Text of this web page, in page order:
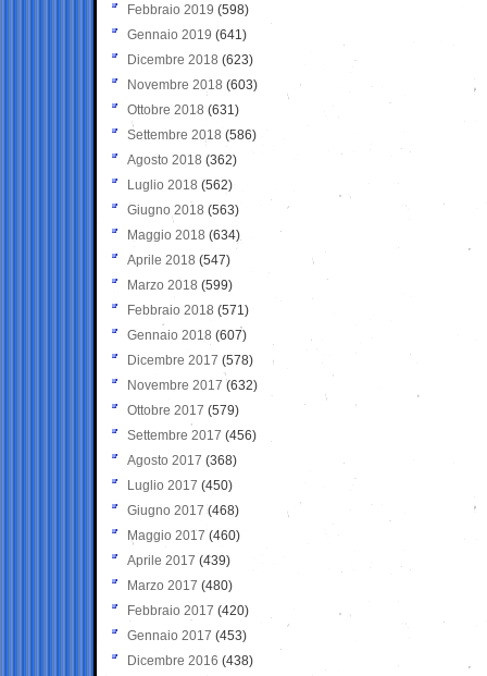
Febbraio 2019 (598)
Gennaio 2019 (641)
Dicembre 2018 (623)
Novembre 2018 (603)
Ottobre 2018 (631)
Settembre 2018 (586)
Agosto 2018 (362)
Luglio 2018 (562)
Giugno 2018 (563)
Maggio 2018 (634)
Aprile 2018 (547)
Marzo 2018 (599)
Febbraio 2018 (571)
Gennaio 2018 (607)
Dicembre 2017 (578)
Novembre 2017 (632)
Ottobre 2017 (579)
Settembre 2017 (456)
Agosto 2017 (368)
Luglio 2017 (450)
Giugno 2017 (468)
Maggio 2017 (460)
Aprile 2017 (439)
Marzo 2017 (480)
Febbraio 2017 (420)
Gennaio 2017 (453)
Dicembre 2016 (438)